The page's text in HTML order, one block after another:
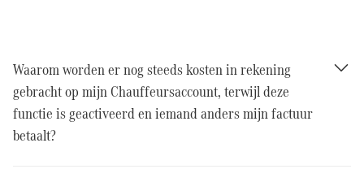
Waarom worden er nog steeds kosten in rekening
gebracht op mijn Chauffeursaccount, terwijl deze
functie is geactiveerd en iemand anders mijn factuur
betaalt?